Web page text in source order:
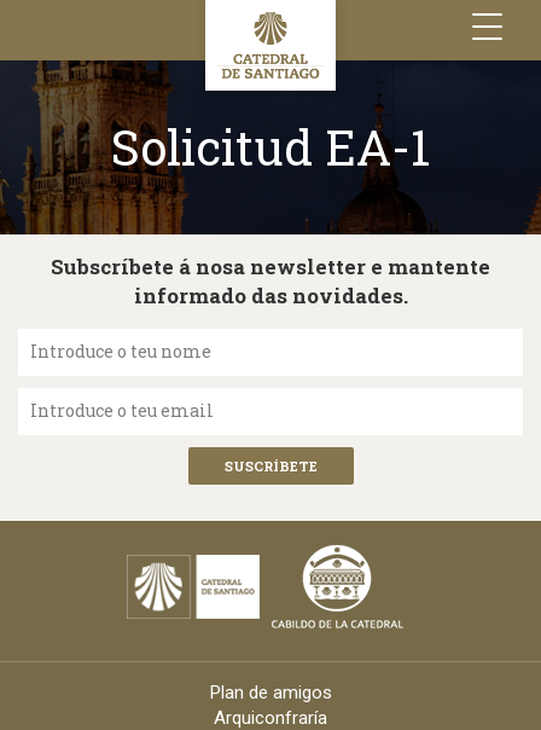
Toggle
navigation
Solicitud EA-1
Subscríbete á nosa newsletter e mantente
informado das novidades.
Introduce o teu nome
Introduce o teu email
Plan de amigos
Arquiconfraría